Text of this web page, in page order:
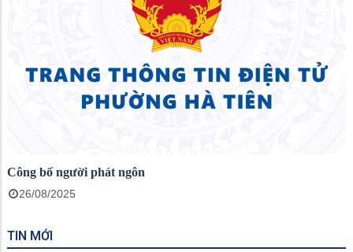
Công bố người phát ngôn
26/08/2025
TIN MỚI